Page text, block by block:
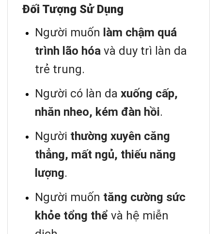
Đối Tượng Sử Dụng
Người muốn làm chậm quá
trình lão hóa và duy trì làn da
trẻ trung.
Người có làn da xuống cấp,
nhăn nheo, kém đàn hồi.
Người thường xuyên căng
thẳng, mất ngủ, thiếu năng
lượng.
Người muốn tăng cường sức
khỏe tổng thể và hệ miễn